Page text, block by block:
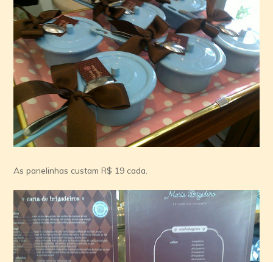
As panelinhas custam R$ 19 cada.